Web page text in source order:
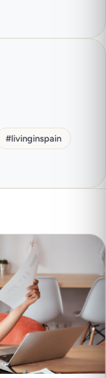
#livinginspain